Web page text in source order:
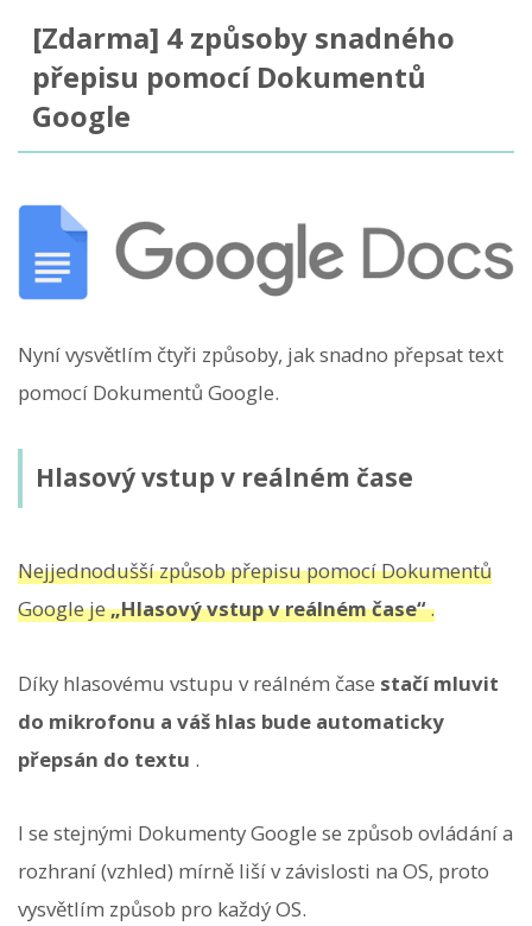
[Zdarma] 4 způsoby snadného
přepisu pomocí Dokumentů
Google
Nyní vysvětlím čtyři způsoby, jak snadno přepsat text
pomocí Dokumentů Google.
Hlasový vstup v reálném čase
Nejjednodušší způsob přepisu pomocí Dokumentů
Google je„Hlasový vstup v reálném čase“.
Díky hlasovému vstupu v reálném čase stačí mluvit
do mikrofonu a váš hlas bude automaticky
přepsán do textu .
I se stejnými Dokumenty Google se způsob ovládání a
rozhraní (vzhled) mírně liší v závislosti na OS, proto
vysvětlím způsob pro každý OS.